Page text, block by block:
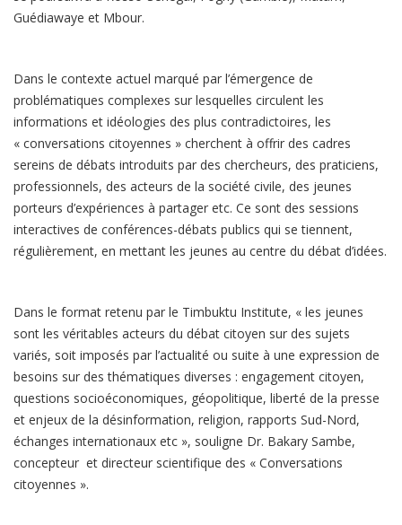
Guédiawaye et Mbour.
Dans le contexte actuel marqué par l’émergence de
problématiques complexes sur lesquelles circulent les
informations et idéologies des plus contradictoires, les
« conversations citoyennes » cherchent à offrir des cadres
sereins de débats introduits par des chercheurs, des praticiens,
professionnels, des acteurs de la société civile, des jeunes
porteurs d’expériences à partager etc. Ce sont des sessions
interactives de conférences-débats publics qui se tiennent,
régulièrement, en mettant les jeunes au centre du débat d’idées.
Dans le format retenu par le Timbuktu Institute, « les jeunes
sont les véritables acteurs du débat citoyen sur des sujets
variés, soit imposés par l’actualité ou suite à une expression de
besoins sur des thématiques diverses : engagement citoyen,
questions socioéconomiques, géopolitique, liberté de la presse
et enjeux de la désinformation, religion, rapports Sud-Nord,
échanges internationaux etc », souligne Dr. Bakary Sambe,
concepteur et directeur scientifique des « Conversations
citoyennes ».